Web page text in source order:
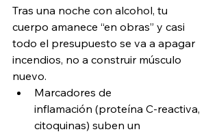
Tras una noche con alcohol, tu
cuerpo amanece “en obras” y casi
todo el presupuesto se va a apagar
incendios, no a construir músculo
nuevo.
Marcadores de
inflamación (proteína C‑reactiva,
citoquinas) suben un